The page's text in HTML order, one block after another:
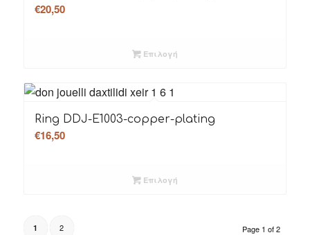
€20,50
Επιλογή
Ring DDJ-E1003-copper-plating
€16,50
Επιλογή
Page 1 of 2
1 2